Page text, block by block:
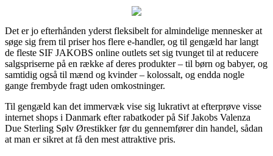
Det er jo efterhånden yderst fleksibelt for almindelige mennesker at
søge sig frem til priser hos flere e-handler, og til gengæld har langt
de fleste SIF JAKOBS online outlets set sig tvunget til at reducere
salgspriserne på en række af deres produkter – til børn og babyer, og
samtidig også til mænd og kvinder – kolossalt, og endda nogle
gange frembyde fragt uden omkostninger.
Til gengæld kan det immervæk vise sig lukrativt at efterprøve visse
internet shops i Danmark efter rabatkoder på Sif Jakobs Valenza
Due Sterling Sølv Ørestikker før du gennemfører din handel, sådan
at man er sikret at få den mest attraktive pris.